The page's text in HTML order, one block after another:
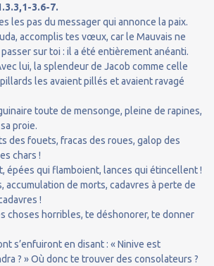
3.6-7.
les pas du messager qui annonce la paix.
accomplis tes vœux, car le Mauvais ne
sur toi : il a été entièrement anéanti.
lui, la splendeur de Jacob comme celle
les avaient pillés et avaient ravagé
toute de mensonge, pleine de rapines,
proie.
des fouets, fracas des roues, galop des
chars !
épées qui flamboient, lances qui étincellent !
accumulation de morts, cadavres à perte de
!
choses horribles, te déshonorer, te donner
s’enfuiront en disant : « Ninive est
? » Où donc te trouver des consolateurs ?